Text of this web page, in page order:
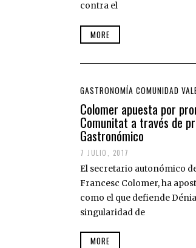
contra el
MORE
GASTRONOMÍA COMUNIDAD
Colomer apuesta por
Comunitat a través de
Gastronómico
7 JULIO, 2017
El secretario autonómico
Francesc Colomer, ha
como el que defiende
singularidad de
MORE